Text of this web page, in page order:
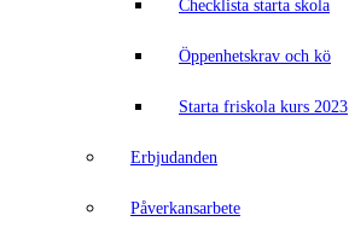
Checklista starta skola
Öppenhetskrav och kö
Starta friskola kurs 2023
Erbjudanden
Påverkansarbete